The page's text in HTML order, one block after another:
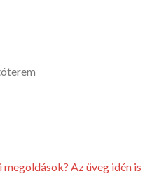
Az üveg idén is